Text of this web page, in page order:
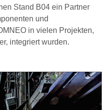
Stand B04 ein Partner
und
in vielen Projekten,
integriert wurden.